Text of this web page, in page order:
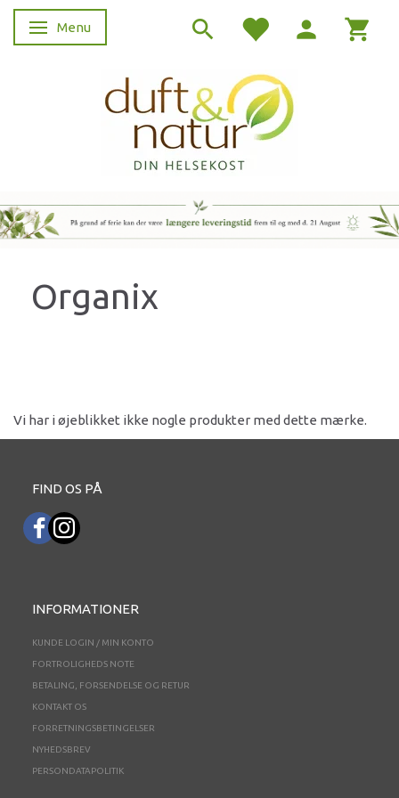
Skifte navigation
Menu
Organix
Vi har i øjeblikket ikke nogle produkter med dette mærke.
FIND OS PÅ
INFORMATIONER
KUNDE LOGIN / MIN KONTO
FORTROLIGHEDS NOTE
BETALING, FORSENDELSE OG RETUR
KONTAKT OS
FORRETNINGSBETINGELSER
NYHEDSBREV
PERSONDATAPOLITIK